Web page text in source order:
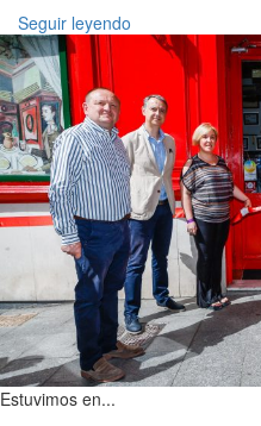
Seguir leyendo
Estuvimos en...